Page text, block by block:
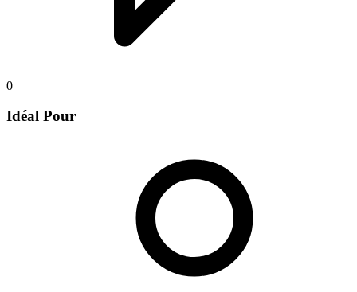
0
Idéal Pour